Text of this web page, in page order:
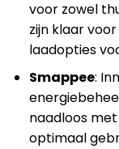
voor zowel
zijn klaar
laadopties
Smappee:
naadloos
optimaal